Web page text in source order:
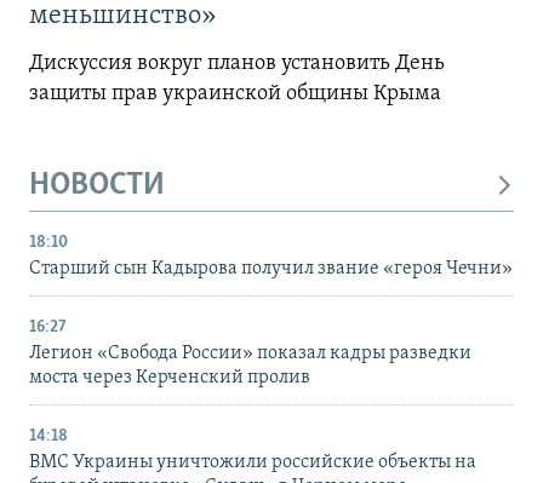
меньшинство»
Дискуссия вокруг планов установить День
защиты прав украинской общины Крыма
НОВОСТИ
18:10
Старший сын Кадырова получил звание «героя Чечни»
16:27
Легион «Свобода России» показал кадры разведки
моста через Керченский пролив
14:18
ВМС Украины уничтожили российские объекты на